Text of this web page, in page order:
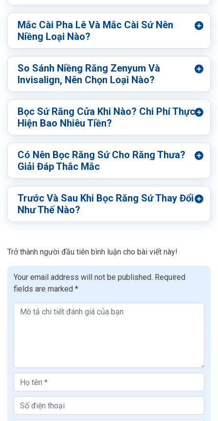
Mắc Cài Pha Lê Và Mắc Cài Sứ Nên
Niềng Loại Nào?
So Sánh Niềng Răng Zenyum Và
Invisalign, Nên Chọn Loại Nào?
Bọc Sứ Răng Cửa Khi Nào? Chi Phí Thực
Hiện Bao Nhiêu Tiền?
Có Nên Bọc Răng Sứ Cho Răng Thưa?
Giải Đáp Thắc Mắc
Trước Và Sau Khi Bọc Răng Sứ Thay Đổi
Như Thế Nào?
Trở thành người đầu tiên bình luận cho bài viết này!
Your email address will not be published. Required
fields are marked *